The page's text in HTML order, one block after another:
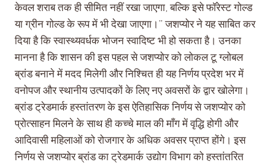
केवल शराब तक ही सीमित नहीं रखा जाएगा, बल्कि इसे फॉरेस्ट गोल्ड
या ग्रीन गोल्ड के रूप में भी देखा जाएगा।” जशप्योर ने यह साबित कर
दिया है कि स्वास्थ्यवर्धक भोजन स्वादिष्ट भी हो सकता है। उनका
मानना है कि शासन की इस पहल से जशप्योर को लोकल टू ग्लोबल
ब्रांड बनाने में मदद मिलेगी और निश्चित ही यह निर्णय प्रदेश भर में
वनोपज और स्थानीय उत्पादकों के लिए नए अवसरों के द्वार खोलेगा।
ब्रांड ट्रेडमार्क हस्तांतरण के इस ऐतिहासिक निर्णय से जशप्योर को
प्रोत्साहन मिलने के साथ ही कच्चे माल की माँग में वृद्धि होगी और
आदिवासी महिलाओं को रोजगार के अधिक अवसर प्राप्त होंगे। इस
निर्णय से जशप्योर ब्रांड का ट्रेडमार्क उद्योग विभाग को हस्तांतरित